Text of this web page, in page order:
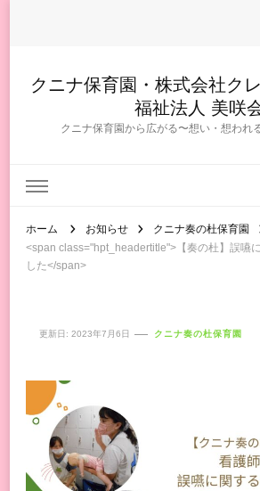
クニナ保育園・株式会社ク
福祉法人 美咲
クニナ保育園から広がる〜想い・想われ
ホーム お知らせ
クニナ奏の杜保育園
<span class="hpt_headertitle">【奏の杜】誤嚥
した</span>
更新日: 2023年7月6日 クニナ奏の杜保育園